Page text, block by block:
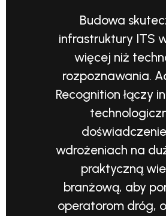
Budowa
infrastruktury ITS
więcej niż
rozpoznawania.
Recognition łączy
wdrożeniach na
praktyczną
branżową, aby
operatorom dróg,